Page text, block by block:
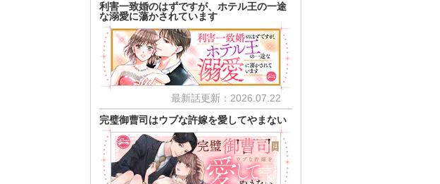
利害一致婚のはずですが、ホテル王の一途
な溺愛に蕩かされています
最新話更新：2026.07.22
完璧御曹司はウブな許嫁を愛してやまない